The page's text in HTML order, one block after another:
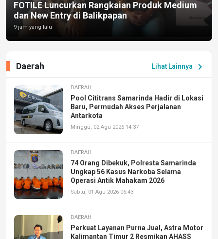
FOTILE Luncurkan Rangkaian Produk Medium
dan New Entry di Balikpapan
9 jam yang lalu
Lihat Lainnya chevron_right
Daerah
DAERAH
Pool Cititrans Samarinda Hadir di Lokasi
Baru, Permudah Akses Perjalanan
Antarkota
Minggu, 02 Agu 2026 14:37
DAERAH
74 Orang Dibekuk, Polresta Samarinda
Ungkap 56 Kasus Narkoba Selama
Operasi Antik Mahakam 2026
Sabtu, 01 Agu 2026 06:43
DAERAH
Perkuat Layanan Purna Jual, Astra Motor
Kalimantan Timur 2 Resmikan AHASS